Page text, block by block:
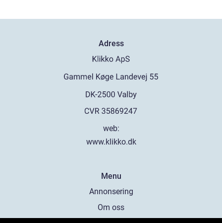
Adress
web:
www.klikko.dk
Menu
Annonsering
Om oss